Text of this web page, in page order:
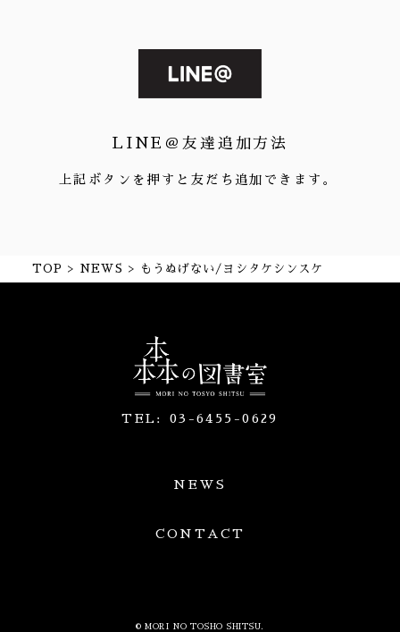
LINE＠友達追加方法
上記ボタンを押すと友だち追加できます。
TOP NEWS もうぬげない/ヨシタケシンスケ
TEL: 03-6455-0629
NEWS
CONTACT
© MORI NO TOSHO SHITSU.